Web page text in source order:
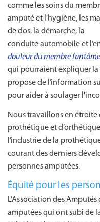
comme les soins du
amputé et l’hygiène, les
de dos, la démarche, la
conduite automobile et
douleur du membre fantôme
qui pourraient expliquer
propose de l’information
pour aider à soulager
Nous travaillons en
prothétique et
l’industrie de la
courant des derniers
personnes amputées.
Équité pour les
L’Association des
amputées qui ont subi de